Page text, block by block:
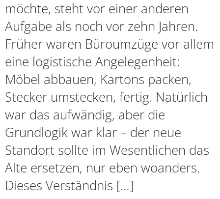
möchte, steht vor einer anderen
Aufgabe als noch vor zehn Jahren.
Früher waren Büroumzüge vor allem
eine logistische Angelegenheit:
Möbel abbauen, Kartons packen,
Stecker umstecken, fertig. Natürlich
war das aufwändig, aber die
Grundlogik war klar – der neue
Standort sollte im Wesentlichen das
Alte ersetzen, nur eben woanders.
Dieses Verständnis […]